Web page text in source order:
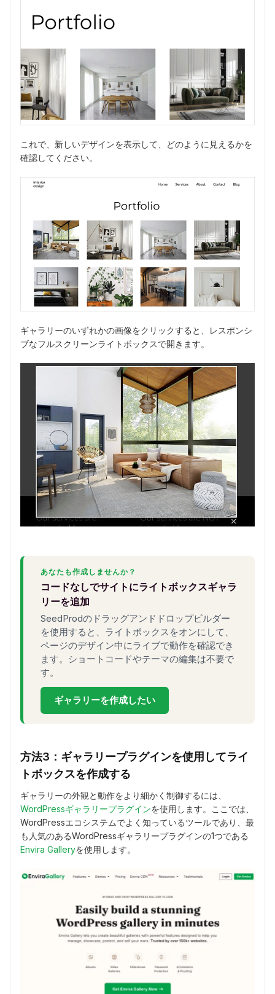
これで、新しいデザインを表示して、どのように見えるかを
確認してください。
ギャラリーのいずれかの画像をクリックすると、レスポンシ
ブなフルスクリーンライトボックスで開きます。
あなたも作成しませんか？
コードなしでサイトにライトボックスギャラ
リーを追加
SeedProdのドラッグアンドドロップビルダー
を使用すると、ライトボックスをオンにして、
ページのデザイン中にライブで動作を確認でき
ます。ショートコードやテーマの編集は不要で
す。
ギャラリーを作成したい
方法3：ギャラリープラグインを使用してライ
トボックスを作成する
ギャラリーの外観と動作をより細かく制御するには、
WordPressギャラリープラグインを使用します。ここでは、
WordPressエコシステムでよく知っているツールであり、最
も人気のあるWordPressギャラリープラグインの1つである
Envira Galleryを使用します。